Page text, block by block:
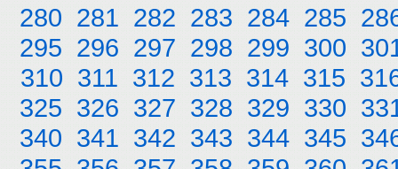
280 281 282 283 284 285
295 296 297 298 299 300
310 311 312 313 314 315
325 326 327 328 329 330
340 341 342 343 344 345